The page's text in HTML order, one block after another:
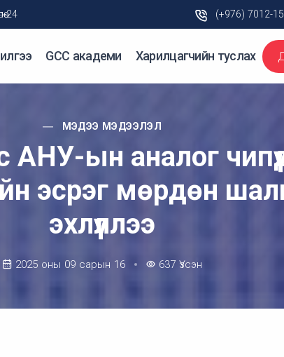
24 (+976) 7012-
GCC академи Харилцагчийн туслах
МЭДЭЭ МЭДЭЭЛЭЛ
АНУ-ын аналог
эсрэг мөрдөн
эхлүүллээ
2025 оны 09 сарын 16 637 Үзсэн